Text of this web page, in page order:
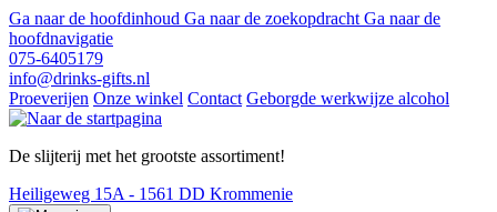
Ga naar de hoofdinhoud Ga naar de zoekopdracht Ga naar de
hoofdnavigatie
075-6405179
info@drinks-gifts.nl
Proeverijen Onze winkel Contact Geborgde werkwijze alcohol
De slijterij met het grootste assortiment!
Heiligeweg 15A - 1561 DD Krommenie